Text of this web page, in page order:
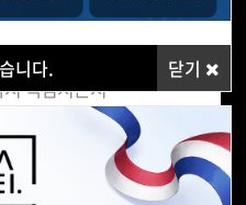
니다. 닫기
게 되는 치과
책임지는지
준수하는지